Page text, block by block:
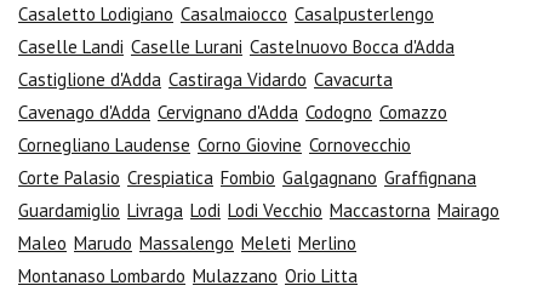
Casaletto Lodigiano Casalmaiocco Casalpusterlengo
Caselle Landi Caselle Lurani Castelnuovo Bocca d'Adda
Castiglione d'Adda Castiraga Vidardo Cavacurta
Cavenago d'Adda Cervignano d'Adda Codogno Comazzo
Cornegliano Laudense Corno Giovine Cornovecchio
Corte Palasio Crespiatica Fombio Galgagnano Graffignana
Guardamiglio Livraga Lodi Lodi Vecchio Maccastorna Mairago
Maleo Marudo Massalengo Meleti Merlino
Montanaso Lombardo Mulazzano Orio Litta